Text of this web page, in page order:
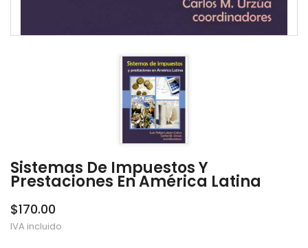
Sistemas De Impuestos Y
Prestaciones En América Latina
$170.00
IVA incluido